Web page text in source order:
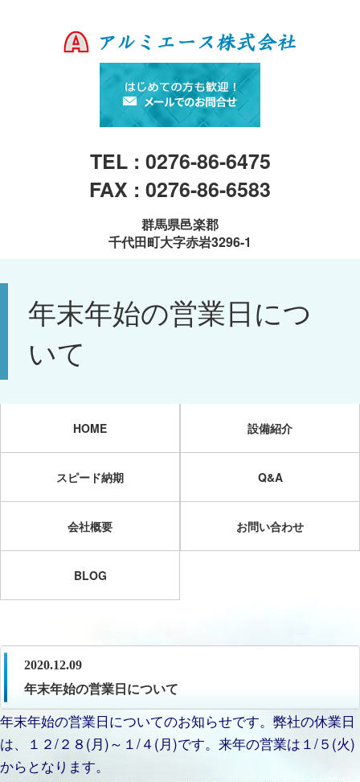
TEL : 0276-86-6475
FAX : 0276-86-6583
群馬県邑楽郡
千代田町大字赤岩3296-1
年末年始の営業日につ
いて
HOME 設備紹介
スピード納期 Q&A
会社概要 お問い合わせ
BLOG
2020.12.09
年末年始の営業日について
年末年始の営業日についてのお知らせです。弊社の休業日
は、１２/２８(月)～１/４(月)です。来年の営業は１/５(火)
からとなります。